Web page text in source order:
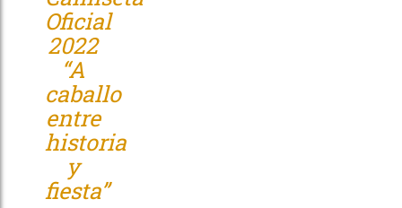
Oficial
2022
“A
caballo
entre
historia
y
fiesta”